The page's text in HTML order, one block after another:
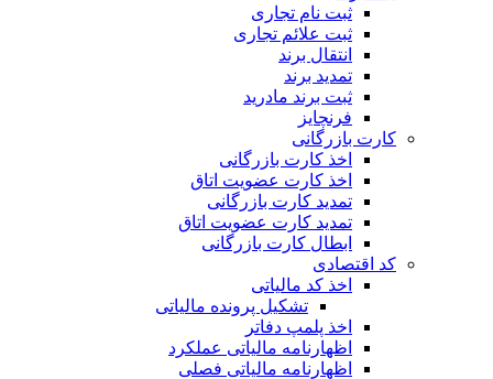
ثبت نام تجاری
ثبت علائم تجاری
انتقال برند
تمدید برند
ثبت برند مادرید
فرنچایز
کارت بازرگانی
اخذ کارت بازرگانی
اخذ کارت عضویت اتاق
تمدید کارت بازرگانی
تمدید کارت عضویت اتاق
ابطال کارت بازرگانی
کد اقتصادی
اخذ کد مالیاتی
تشکیل پرونده مالیاتی
اخذ پلمپ دفاتر
اظهارنامه مالیاتی عملکرد
اظهارنامه مالیاتی فصلی